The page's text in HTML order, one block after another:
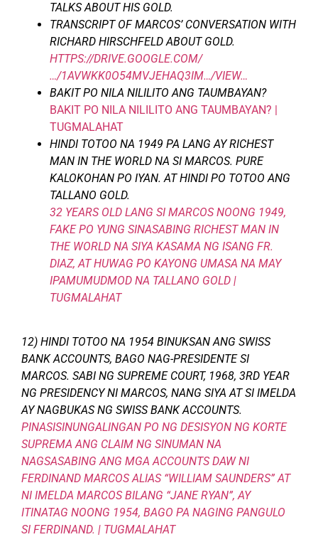
TALKS ABOUT HIS GOLD.
TRANSCRIPT OF MARCOS’ CONVERSATION WITH
RICHARD HIRSCHFELD ABOUT GOLD.
HTTPS://DRIVE.GOOGLE.COM/
…/1AVWKK0O54MVJEHAQ3IM…/VIEW…
BAKIT PO NILA NILILITO ANG TAUMBAYAN?
BAKIT PO NILA NILILITO ANG TAUMBAYAN? |
TUGMALAHAT
HINDI TOTOO NA 1949 PA LANG AY RICHEST
MAN IN THE WORLD NA SI MARCOS. PURE
KALOKOHAN PO IYAN. AT HINDI PO TOTOO ANG
TALLANO GOLD.
32 YEARS OLD LANG SI MARCOS NOONG 1949,
FAKE PO YUNG SINASABING RICHEST MAN IN
THE WORLD NA SIYA KASAMA NG ISANG FR.
DIAZ, AT HUWAG PO KAYONG UMASA NA MAY
IPAMUMUDMOD NA TALLANO GOLD |
TUGMALAHAT
12) HINDI TOTOO NA 1954 BINUKSAN ANG SWISS
BANK ACCOUNTS, BAGO NAG-PRESIDENTE SI
MARCOS. SABI NG SUPREME COURT, 1968, 3RD YEAR
NG PRESIDENCY NI MARCOS, NANG SIYA AT SI IMELDA
AY NAGBUKAS NG SWISS BANK ACCOUNTS.
PINASISINUNGALINGAN PO NG DESISYON NG KORTE
SUPREMA ANG CLAIM NG SINUMAN NA
NAGSASABING ANG MGA ACCOUNTS DAW NI
FERDINAND MARCOS ALIAS “WILLIAM SAUNDERS” AT
NI IMELDA MARCOS BILANG “JANE RYAN”, AY
ITINATAG NOONG 1954, BAGO PA NAGING PANGULO
SI FERDINAND. | TUGMALAHAT